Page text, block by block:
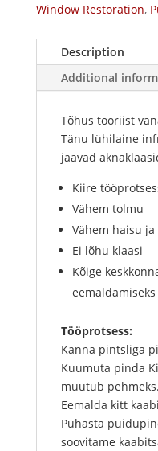
Window Restoration,
Description
Additional
Tõhus tööriist
Tänu lühilaine
jäävad
Kiire
Vähem tolmu
Vähem haisu
Ei lõhu klaasi
Kõige
eemaldamiseks
Tööprotsess:
Kanna pintsliga
Kuumuta pinda
muutub pehmeks.
Eemalda kitt
Puhasta
soovitame